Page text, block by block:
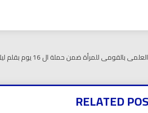
للمرأة ضمن حملة ال 16 يوم بقلم ليلى حسين
RELATED